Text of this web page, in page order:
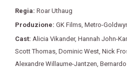
Regia: Roar Uthaug
Produzione: GK Films Metro-
Cast: Alicia Vikander, Hannah John-
Scott Thomas Dominic West Nick
Alexandre Willaume-Jantzen